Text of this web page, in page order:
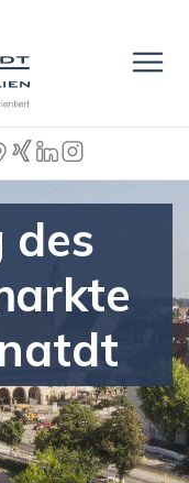
des